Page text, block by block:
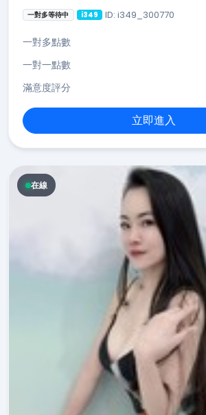
一對多等待中 i349 ID: i349_300770
一對多點數
一對一點數
滿意度評分
立即進入
在線